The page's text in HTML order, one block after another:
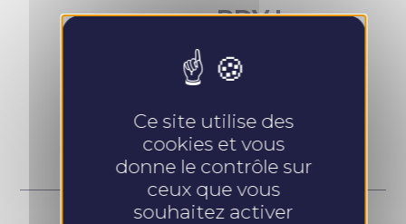
prenez RDV !
Ce site utilise des
cookies et vous
donne le contrôle sur
ceux que vous
souhaitez activer